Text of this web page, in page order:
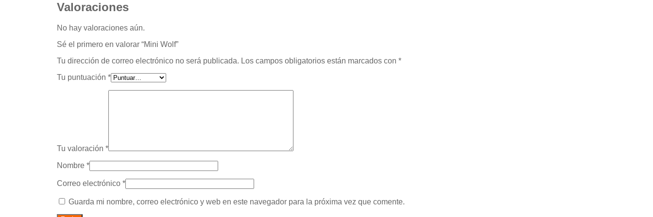
Valoraciones
No hay valoraciones aún.
Sé el primero en valorar “Mini Wolf”
Tu dirección de correo electrónico no será publicada. Los campos obligatorios están marcados con *
Tu puntuación *
Tu valoración *
Nombre *
Correo electrónico *
Guarda mi nombre, correo electrónico y web en este navegador para la próxima vez que comente.